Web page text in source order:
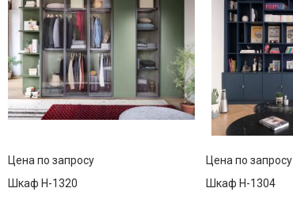
Цена по запросу
Шкаф Н-1320
Цена по запросу
Шкаф Н-1304